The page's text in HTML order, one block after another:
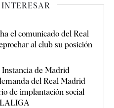
el comunicado del Real
al club su posición
de Madrid
del Real Madrid
de implantación social